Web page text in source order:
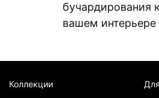
бучардирования
вашем интерьере
Коллекции